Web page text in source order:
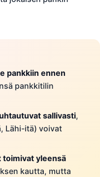
pankkiin ennen
pankkitilin
sallivasti,
Lähi-itä) voivat
toimivat yleensä
kautta, mutta